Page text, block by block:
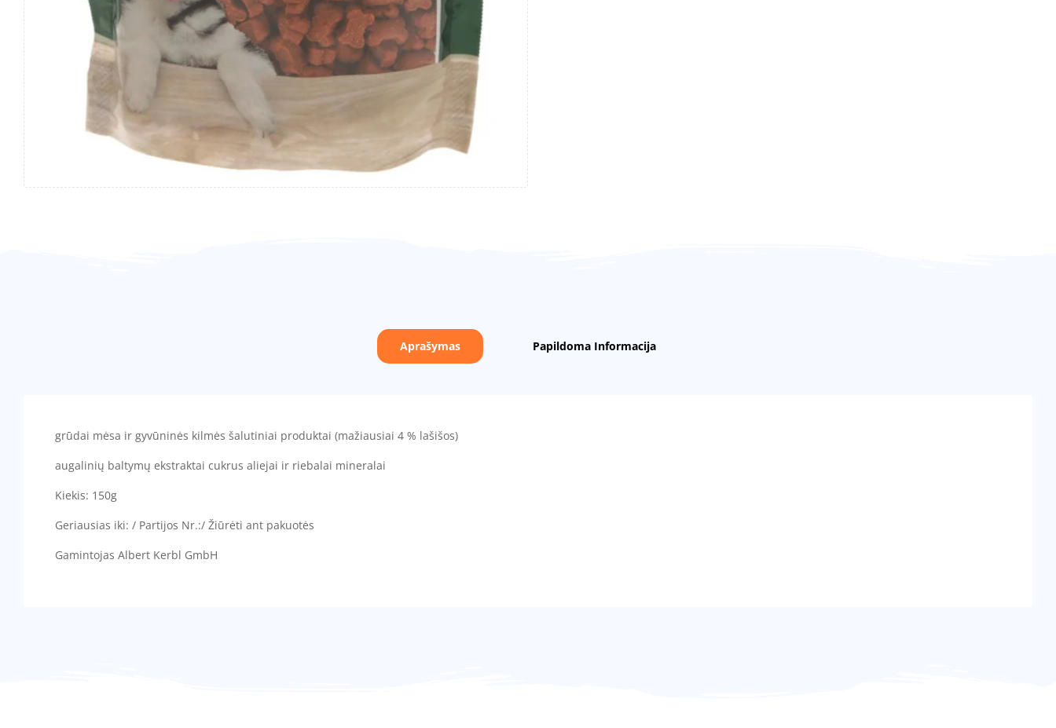
Aprašymas Papildoma Informacija
grūdai mėsa ir gyvūninės kilmės šalutiniai produktai (mažiausiai 4 % lašišos)
augalinių baltymų ekstraktai cukrus aliejai ir riebalai mineralai
Kiekis: 150g
Geriausias iki: / Partijos Nr.:/ Žiūrėti ant pakuotės
Gamintojas Albert Kerbl GmbH